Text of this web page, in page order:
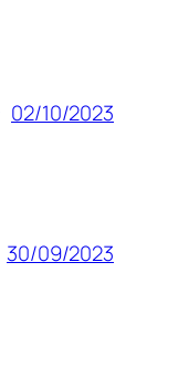
02/10/2023
30/09/2023